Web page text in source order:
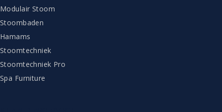
Modulair Stoom
Stoombaden
Hamams
Stoomtechniek
Stoomtechniek Pro
Spa Furniture